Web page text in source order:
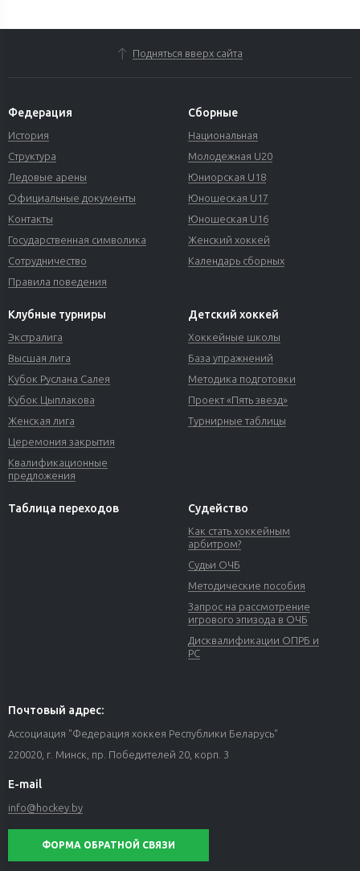
Подняться вверх сайта
Федерация
История
Структура
Ледовые арены
Официальные документы
Контакты
Государственная символика
Сотрудничество
Правила поведения
Сборные
Национальная
Молодежная U20
Юниорская U18
Юношеская U17
Юношеская U16
Женский хоккей
Календарь сборных
Клубные турниры
Экстралига
Высшая лига
Кубок Руслана Салея
Кубок Цыплакова
Женская лига
Церемония закрытия
Квалификационные
предложения
Детский хоккей
Хоккейные школы
База упражнений
Методика подготовки
Проект «Пять звезд»
Турнирные таблицы
Таблица переходов Судейство
Как стать хоккейным
арбитром?
Судьи ОЧБ
Методические пособия
Запрос на рассмотрение
игрового эпизода в ОЧБ
Дисквалификации ОПРБ и
РС
Почтовый адрес:
Ассоциация "Федерация хоккея Республики Беларусь"
220020, г. Минск, пр. Победителей 20, корп. 3
E-mail
info@hockey.by
ФОРМА ОБРАТНОЙ СВЯЗИ